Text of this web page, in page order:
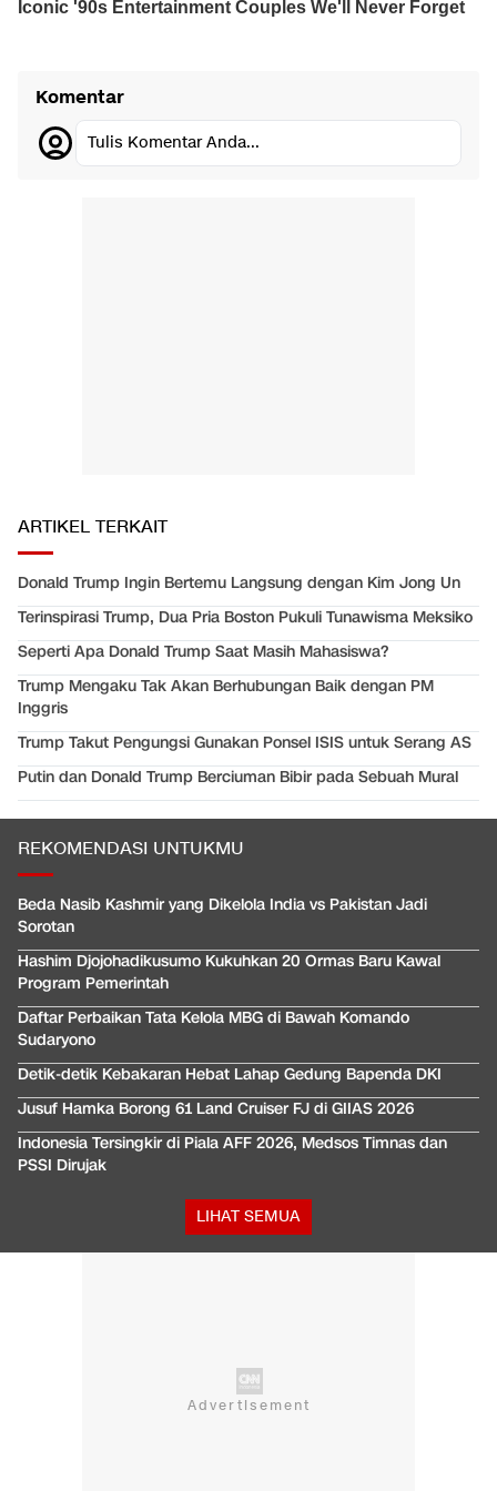
Komentar
Tulis Komentar Anda...
ARTIKEL TERKAIT
Donald Trump Ingin Bertemu Langsung dengan Kim Jong Un
Terinspirasi Trump, Dua Pria Boston Pukuli Tunawisma Meksiko
Seperti Apa Donald Trump Saat Masih Mahasiswa?
Trump Mengaku Tak Akan Berhubungan Baik dengan PM
Inggris
Trump Takut Pengungsi Gunakan Ponsel ISIS untuk Serang AS
Putin dan Donald Trump Berciuman Bibir pada Sebuah Mural
REKOMENDASI UNTUKMU
Beda Nasib Kashmir yang Dikelola India vs Pakistan Jadi
Sorotan
Hashim Djojohadikusumo Kukuhkan 20 Ormas Baru Kawal
Program Pemerintah
Daftar Perbaikan Tata Kelola MBG di Bawah Komando
Sudaryono
Detik-detik Kebakaran Hebat Lahap Gedung Bapenda DKI
Jusuf Hamka Borong 61 Land Cruiser FJ di GIIAS 2026
Indonesia Tersingkir di Piala AFF 2026, Medsos Timnas dan
PSSI Dirujak
LIHAT SEMUA